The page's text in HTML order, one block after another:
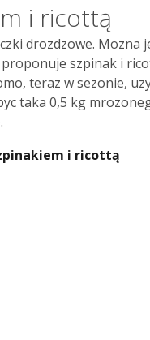
i ricottą
drozdzowe. Mozna
szpinak i
teraz w sezonie,
taka 0,5 kg
i ricottą